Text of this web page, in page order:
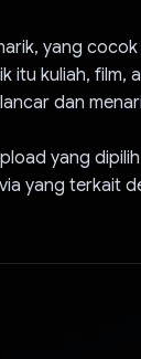
yang
itu kuliah, film,
dan
yang
yang terkait